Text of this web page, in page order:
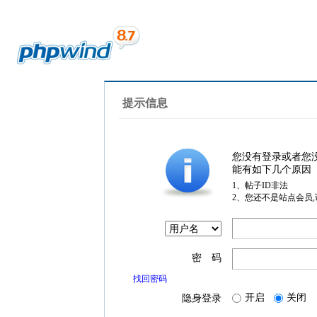
提示信息
您没有登录或者您
能有如下几个原因
1、帖子ID非法
2、您还不是站点会员
密 码
找回密码
隐身登录 开启 关闭